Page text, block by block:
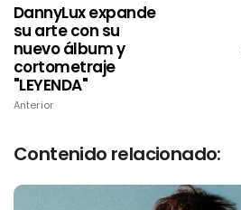
DannyLux expande
su arte con su
nuevo álbum y
cortometraje
"LEYENDA"
Anterior
Contenido relacionado: